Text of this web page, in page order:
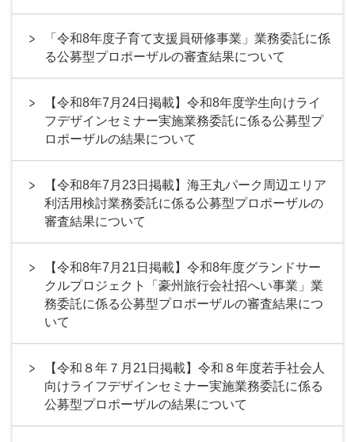
「令和8年度子育て支援員研修事業」業務委託に係
る公募型プロポーザルの審査結果について
【令和8年7月24日掲載】令和8年度学生向けライ
フデザインセミナー実施業務委託に係る公募型プ
ロポーザルの結果について
【令和8年7月23日掲載】海王丸パーク周辺エリア
利活用検討業務委託に係る公募型プロポーザルの
審査結果について
【令和8年7月21日掲載】令和8年度グランドサー
クルプロジェクト「豪州旅行会社招へい事業」業
務委託に係る公募型プロポーザルの審査結果につ
いて
【令和８年７月21日掲載】令和８年度若手社会人
向けライフデザインセミナー実施業務委託に係る
公募型プロポーザルの結果について